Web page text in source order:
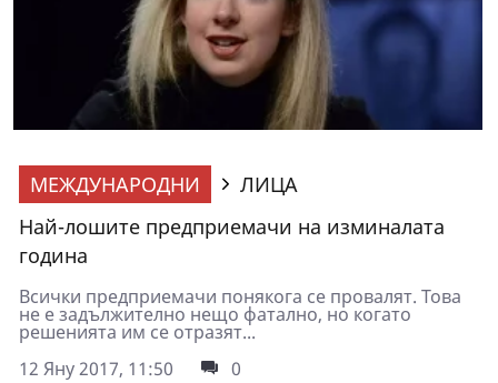
МЕЖДУНАРОДНИ
ЛИЦА
Най-лошите предприемачи на изминалата
година
Всички предприемачи понякога се провалят. Това
не е задължително нещо фатално, но когато
решенията им се отразят...
12 Яну 2017, 11:50
0